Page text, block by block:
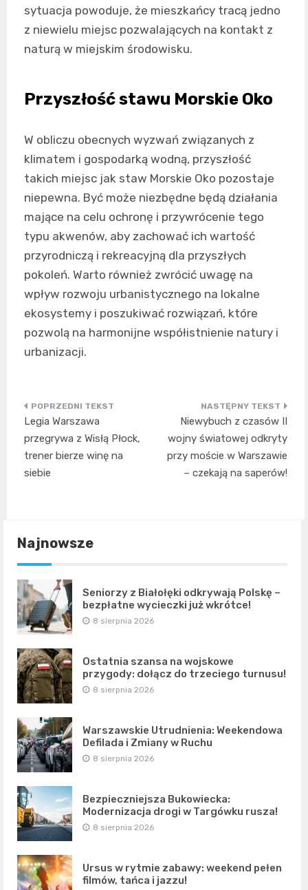
sytuacja powoduje, że mieszkańcy tracą jedno
z niewielu miejsc pozwalających na kontakt z
naturą w miejskim środowisku.
Przyszłość stawu Morskie Oko
W obliczu obecnych wyzwań związanych z
klimatem i gospodarką wodną, przyszłość
takich miejsc jak staw Morskie Oko pozostaje
niepewna. Być może niezbędne będą działania
mające na celu ochronę i przywrócenie tego
typu akwenów, aby zachować ich wartość
przyrodniczą i rekreacyjną dla przyszłych
pokoleń. Warto również zwrócić uwagę na
wpływ rozwoju urbanistycznego na lokalne
ekosystemy i poszukiwać rozwiązań, które
pozwolą na harmonijne współistnienie natury i
urbanizacji.
Nawigacja
wpisu
Legia Warszawa
przegrywa z Wisłą Płock,
trener bierze winę na
siebie
Niewybuch z czasów II
wojny światowej odkryty
przy moście w Warszawie
– czekają na saperów!
Najnowsze
Seniorzy z Białołęki odkrywają Polskę –
bezpłatne wycieczki już wkrótce!
8 sierpnia 2026
Ostatnia szansa na wojskowe
przygody: dołącz do trzeciego turnusu!
8 sierpnia 2026
Warszawskie Utrudnienia: Weekendowa
Defilada i Zmiany w Ruchu
8 sierpnia 2026
Bezpieczniejsza Bukowiecka:
Modernizacja drogi w Targówku rusza!
8 sierpnia 2026
Ursus w rytmie zabawy: weekend pełen
filmów, tańca i jazzu!